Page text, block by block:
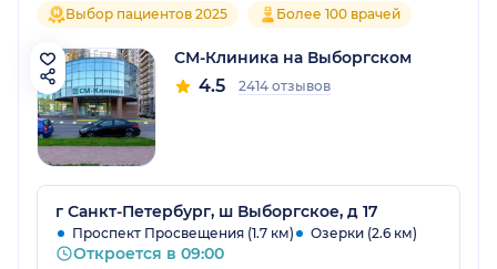
Выбор пациентов 2025 Более 100 врачей
СМ-Клиника на Выборгском
4.5 2414 отзывов
г Санкт-Петербург, ш Выборгское, д 17
Проспект Просвещения (1.7 км) Озерки (2.6 км)
Откроется в 09:00